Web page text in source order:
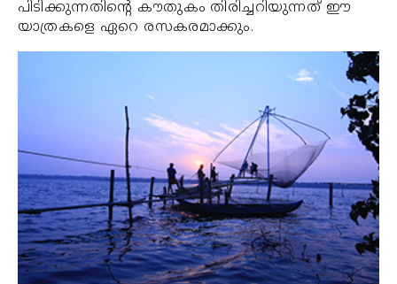
പിടിക്കുന്നതിന്റെ കൗതുകം തിരിച്ചറിയുന്നത് ഈ
യാത്രകളെ ഏറെ രസകരമാക്കും.